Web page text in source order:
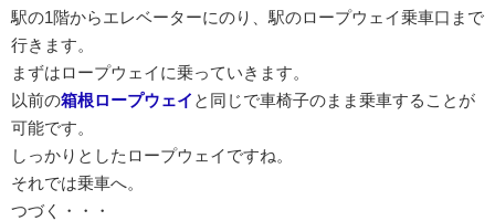
駅の1階からエレベーターにのり、駅のロープウェイ乗車口まで
行きます。
まずはロープウェイに乗っていきます。
以前の箱根ロープウェイ と同じで車椅子のまま乗車することが
可能です。
しっかりとしたロープウェイですね。
それでは乗車へ。
つづく・・・